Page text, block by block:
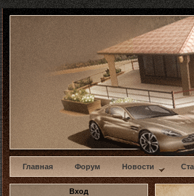
w
Главная Форум Новости
Вход